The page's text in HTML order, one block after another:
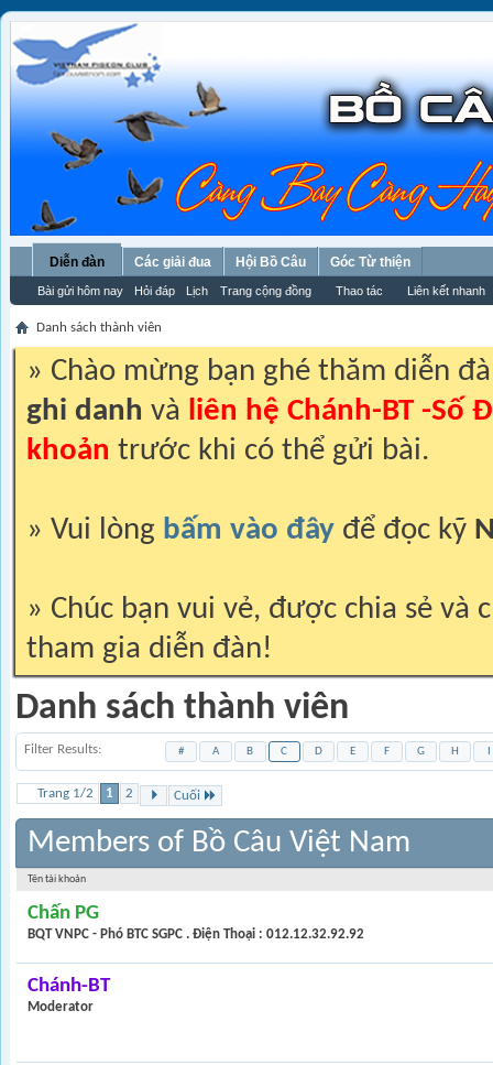
Diễn đàn
Bài gửi hôm nay Hỏi đáp Lịch Trang cộng đồng Thao tác Liên kết nhanh
Các giải đua Hội Bồ Câu Góc Từ thiện
Danh sách thành viên
» Chào mừng bạn ghé thăm diễn
ghi danh và liên hệ Chánh-BT -Số
khoản trước khi có thể gửi bài.
» Vui lòng bấm vào đây để đọc kỹ
» Chúc bạn vui vẻ, được chia sẻ và
tham gia diễn đàn!
Danh sách thành viên
Filter Results # A B C D E F G H
Trang 1/2 1 2 Cuối
Members of Bồ Câu Việt Nam
Tên tài khoản
Chấn PG
BQT VNPC - Phó BTC SGPC . Điện Thoại : 012.12.32.92.92
Chánh-BT
Moderator